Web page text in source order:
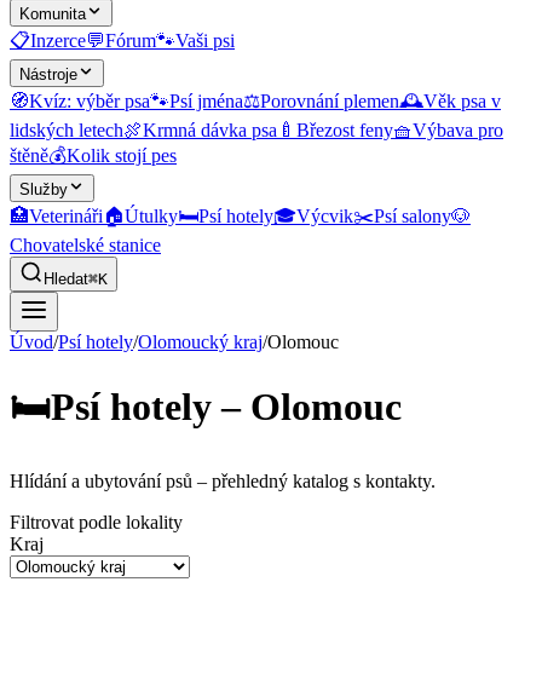
Komunita
📋Inzerce💬Fórum🐾Vaši psi
Nástroje
🧭Kvíz: výběr psa🐾Psí jména⚖️Porovnání plemen🕰️Věk psa v
lidských letech🍖Krmná dávka psa 🍼 Březost feny🧺Výbava pro
štěně💰Kolik stojí pes
Služby
🏥Veterináři🏠Útulky🛏️Psí hotely🎓Výcvik✂️Psí salony🐶
Chovatelské stanice
Hledat⌘K
Úvod/Psí hotely/Olomoucký kraj/Olomouc
🛏️Psí hotely – Olomouc
Hlídání a ubytování psů – přehledný katalog s kontakty.
Filtrovat podle lokality
Kraj